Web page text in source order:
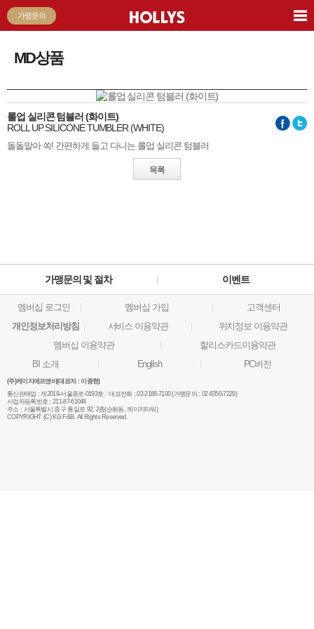
MD상품
롤업 실리콘 텀블러 (화이트)
ROLL UP SILICONE TUMBLER (WHITE)
돌돌말아 쏙! 간편하게 들고 다니는 롤업 실리콘 텀블러
목록
가맹문의
가맹문의 및 절차 이벤트
멤버십 로그인 멤버십 가입
고객센터
개인정보처리방침
서비스 이용약관
위치정보 이용약관
멤버십 이용약관
할리스카드이용약관
BI 소개
English PC버전
(주)케이지에프앤비(대표자 : 이종현)
통신판매업 : 제2019-서울종로-0193호 대표전화 : 02-2188-7100 (가맹문의 : 02-6350-7229)
사업자등록번호 : 211-87-61044
주소 : 서울특별시 중구 통일로 92, 2층(순화동, 케이지타워)
COPYRIGHT (C) KG F&B. All Rights Reserved.